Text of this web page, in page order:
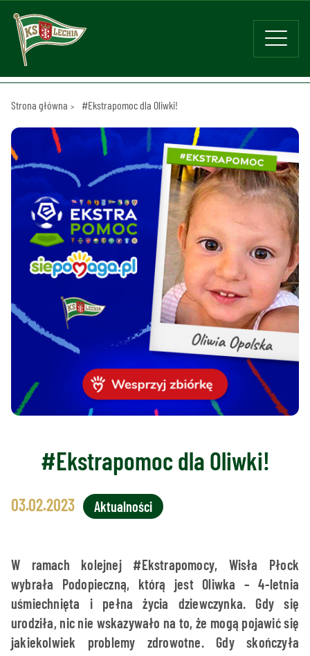
Strona główna #Ekstrapomoc dla Oliwki!
#Ekstrapomoc dla Oliwki!
03.02.2023 Aktualności
W ramach kolejnej #Ekstrapomocy, Wisła Płock
wybrała Podopieczną, którą jest Oliwka – 4-letnia
uśmiechnięta i pełna życia dziewczynka. Gdy się
urodziła, nic nie wskazywało na to, że mogą pojawić się
jakiekolwiek problemy zdrowotne. Gdy skończyła